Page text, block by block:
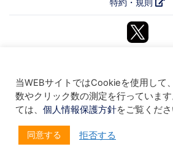
当WEBサイトではCookieを使用して
数やクリック数の測定を行っていま
ては、 個人情報保護方針をご覧くださ
同意する 拒否する